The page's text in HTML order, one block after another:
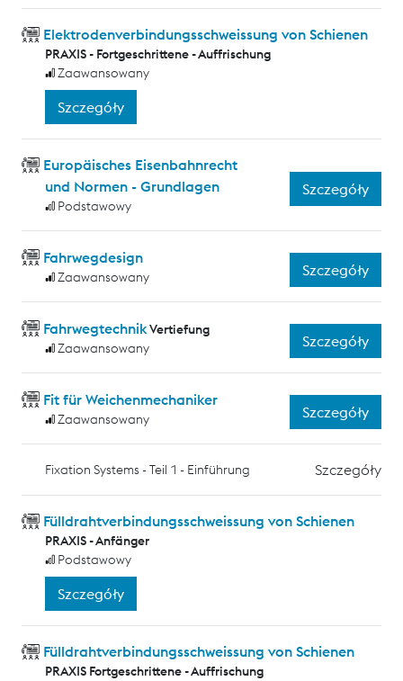
Elektrodenverbindungsschweissung von Schienen
PRAXIS - Fortgeschrittene - Auffrischung
Zaawansowany
Szczegóły
Europäisches Eisenbahnrecht
und Normen - Grundlagen
Podstawowy
Szczegóły
Fahrwegdesign
Zaawansowany Szczegóły
FahrwegtechnikVertiefung
Zaawansowany
Szczegóły
Fit für Weichenmechaniker
Zaawansowany Szczegóły
Fixation Systems - Teil 1 - Einführung Szczegóły
Fülldrahtverbindungsschweissung von Schienen
PRAXIS - Anfänger
Podstawowy
Szczegóły
Fülldrahtverbindungsschweissung von Schienen
PRAXIS Fortgeschrittene - Auffrischung